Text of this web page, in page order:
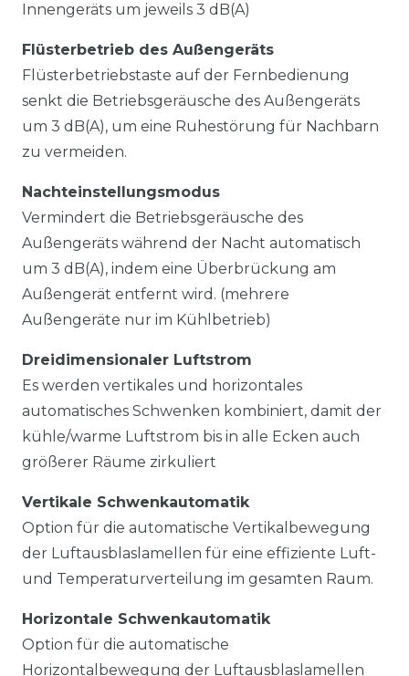
Innengeräts um jeweils 3 dB(A)
Flüsterbetrieb des Außengeräts
Flüsterbetriebstaste auf der Fernbedienung
senkt die Betriebsgeräusche des Außengeräts
um 3 dB(A), um eine Ruhestörung für Nachbarn
zu vermeiden.
Nachteinstellungsmodus
Vermindert die Betriebsgeräusche des
Außengeräts während der Nacht automatisch
um 3 dB(A), indem eine Überbrückung am
Außengerät entfernt wird. (mehrere
Außengeräte nur im Kühlbetrieb)
Dreidimensionaler Luftstrom
Es werden vertikales und horizontales
automatisches Schwenken kombiniert, damit der
kühle/warme Luftstrom bis in alle Ecken auch
größerer Räume zirkuliert
Vertikale Schwenkautomatik
Option für die automatische Vertikalbewegung
der Luftausblaslamellen für eine effiziente Luft-
und Temperaturverteilung im gesamten Raum.
Horizontale Schwenkautomatik
Option für die automatische
Horizontalbewegung der Luftausblaslamellen